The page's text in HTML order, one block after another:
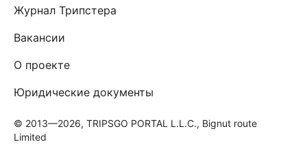
Журнал Трипстера
Вакансии
О проекте
Юридические документы
© 2013—2026, TRIPSGO PORTAL L.L.C., Bignut route
Limited